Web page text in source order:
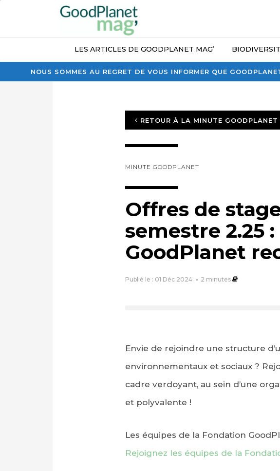
NOUS SOMMES AU REGRET DE VOUS INFORMER QUE
LES ARTICLES DE GOODPLANET MAG’
RETOUR À LA MINUTE GOODPLANET
MINUTE GOODPLANET
Offres de
semestre 2.25
GoodPlanet
Publié le : 01 Déc 2024 2 minutes
Envie de rejoindre une structure
environnementaux et sociaux ?
cadre verdoyant, au sein d’une
et polyvalente !
Les équipes de la Fondation
Rejoignez les équipes de la